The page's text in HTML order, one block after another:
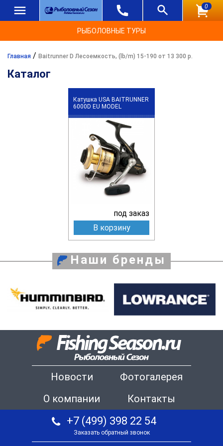
0
РЫБОЛОВНЫЕ ТУРЫ
Главная / Baitrunner D Лесоемкость, (lb/m) 15-190 от 13 300 р.
Каталог
Катушка USA BAITRUNNER
6000D EU MODEL
под заказ
В корзину
Наши бренды
Новости
Фотогалерея
О компании
Контакты
+7 (499) 398 22 54
Заказать обратный звонок